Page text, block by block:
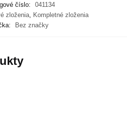
číslo:
041134
zloženia, Kompletné zloženia
Bez značky